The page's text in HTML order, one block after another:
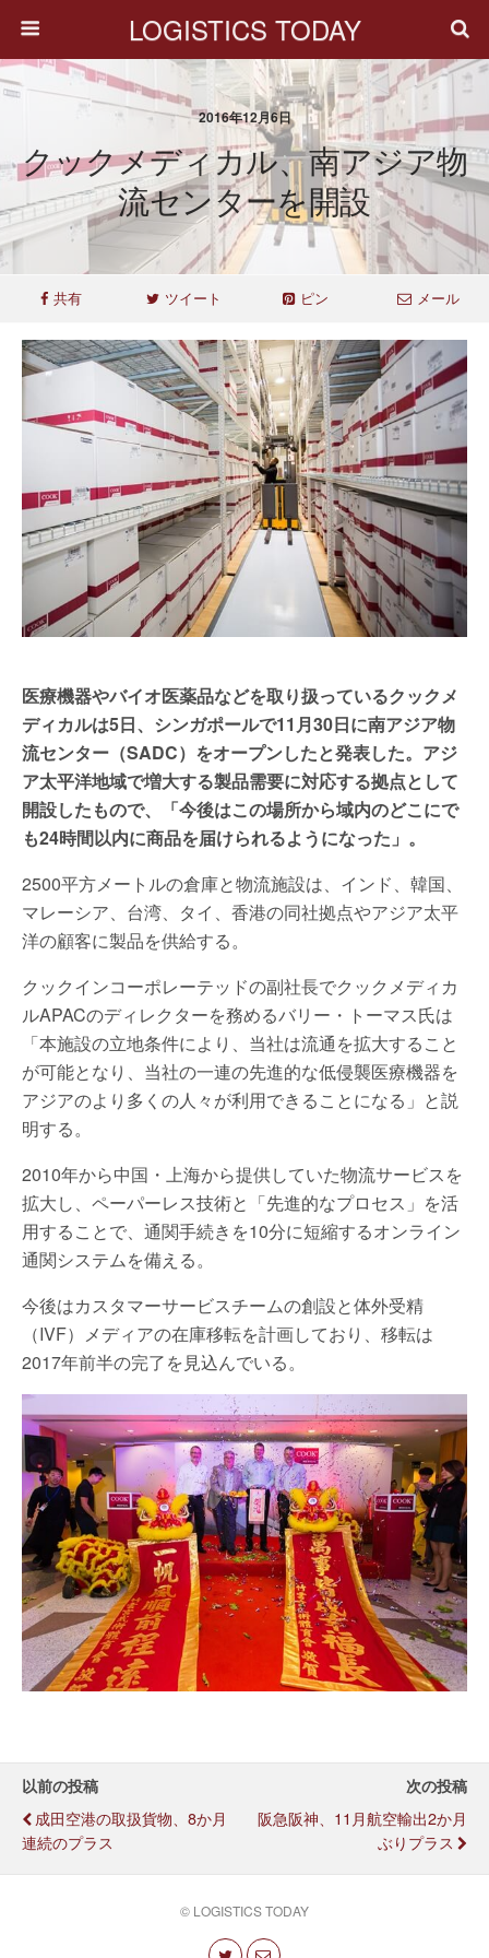
LOGISTICS TODAY
2016年12月6日
クックメディカル、南アジア物
流センターを開設
共有 ツイート ピン メール
医療機器やバイオ医薬品などを取り扱っているクックメ
ディカルは5日、シンガポールで11月30日に南アジア物
流センター（SADC）をオープンしたと発表した。アジ
ア太平洋地域で増大する製品需要に対応する拠点として
開設したもので、「今後はこの場所から域内のどこにで
も24時間以内に商品を届けられるようになった」。
2500平方メートルの倉庫と物流施設は、インド、韓国、
マレーシア、台湾、タイ、香港の同社拠点やアジア太平
洋の顧客に製品を供給する。
クックインコーポレーテッドの副社長でクックメディカ
ルAPACのディレクターを務めるバリー・トーマス氏は
「本施設の立地条件により、当社は流通を拡大すること
が可能となり、当社の一連の先進的な低侵襲医療機器を
アジアのより多くの人々が利用できることになる」と説
明する。
2010年から中国・上海から提供していた物流サービスを
拡大し、ペーパーレス技術と「先進的なプロセス」を活
用することで、通関手続きを10分に短縮するオンライン
通関システムを備える。
今後はカスタマーサービスチームの創設と体外受精
（IVF）メディアの在庫移転を計画しており、移転は
2017年前半の完了を見込んでいる。
以前の投稿
成田空港の取扱貨物、8か月
連続のプラス
次の投稿
阪急阪神、11月航空輸出2か月
ぶりプラス
© LOGISTICS TODAY